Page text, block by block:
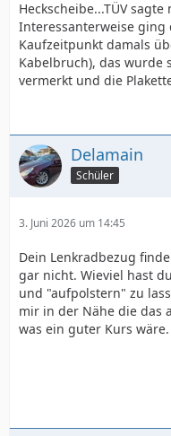
Heckscheibe...TÜV
Interessanterweise ging
Kaufzeitpunkt damals
Kabelbruch), das
vermerkt und die
Delamain
Schüler
3. Juni 2026 um 14:45
Dein Lenkradbezug
gar nicht. Wieviel hast
und "aufpolstern" zu
mir in der Nähe die das
was ein guter Kurs wäre.